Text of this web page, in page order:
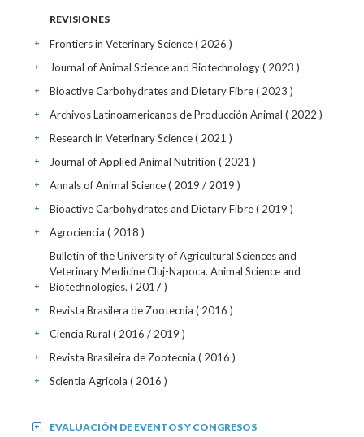
REVISIONES
Frontiers in Veterinary Science( 2026 )
+
Journal of Animal Science and Biotechnology( 2023 )
+
Bioactive Carbohydrates and Dietary Fibre( 2023 )
+
Archivos Latinoamericanos de Producción Animal ( 2022 )
+
Research in Veterinary Science( 2021 )
+
Journal of Applied Animal Nutrition ( 2021 )
+
Annals of Animal Science( 2019 / 2019 )
+
Bioactive Carbohydrates and Dietary Fibre( 2019 )
+
Agrociencia ( 2018 )
+
Bulletin of the University of Agricultural Sciences and
Veterinary Medicine Cluj-Napoca. Animal Science and
Biotechnologies. ( 2017 )
+
Revista Brasilera de Zootecnia ( 2016 )
+
Ciencia Rural ( 2016 / 2019 )
+
Revista Brasileira de Zootecnia ( 2016 )
+
Scientia Agricola ( 2016 )
+
EVALUACIÓN DE EVENTOS Y CONGRESOS
+